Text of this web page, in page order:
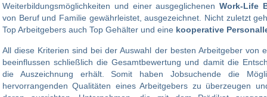
Weiterbildungsmöglichkeiten und einer ausgeglichenen Work-Life
von Beruf und Familie gewährleistet, ausgezeichnet. Nicht zuletzt
Top Arbeitgebers auch Top Gehälter und eine kooperative
All diese Kriterien sind bei der Auswahl der besten Arbeitgeber von
beeinflussen schließlich die Gesamtbewertung und damit die
die Auszeichnung erhält. Somit haben Jobsuchende die
hervorrangenden Qualitäten eines Arbeitgebers zu überzeugen